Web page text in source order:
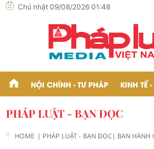
Chủ nhật 09/08/2026 01:48
NỘI CHÍNH - TƯ PHÁP KINH TẾ
PHÁP LUẬT - BẠN ĐỌC
HOME | PHÁP LUẬT - BẠN ĐỌC| BAN HÀNH